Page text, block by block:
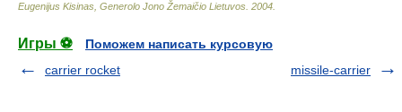
Eugenijus Kisinas, Generolo Jono Žemaičio Lietuvos 2004
Игры ⚽
Поможем написать курсовую
carrier rocket
missile-carrier